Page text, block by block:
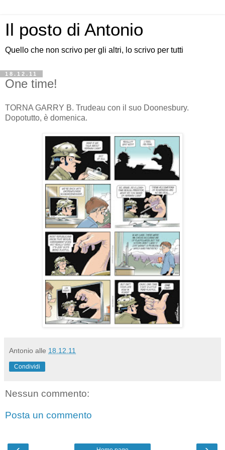
Il posto di Antonio
Quello che non scrivo per gli altri, lo scrivo per tutti
18.12.11
One time!
TORNA GARRY B. Trudeau con il suo Doonesbury.
Dopotutto, è domenica.
Antonio alle 18.12.11
Condividi
Nessun commento:
Posta un commento